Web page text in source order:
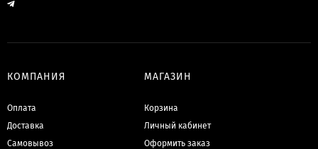
КОМПАНИЯ
Оплата
Доставка
Самовывоз
МАГАЗИН
Корзина
Личный кабинет
Оформить заказ